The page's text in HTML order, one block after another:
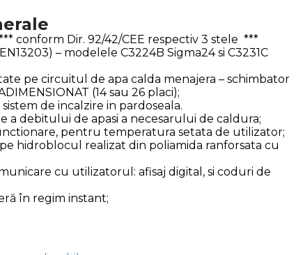
conform Dir. 92/42/CEE respectiv 3 stele ***
– modelele C3224B Sigma24 si C3231C
pe circuitul de apa calda menajera – schimbator
(14 sau 26 placi);
de incalzire in pardoseala.
a debitului de apasi a necesarului de caldura;
pentru temperatura setata de utilizator;
hidroblocul realizat din poliamida ranforsata cu
cu utilizatorul: afisaj digital, si coduri de
în regim instant;